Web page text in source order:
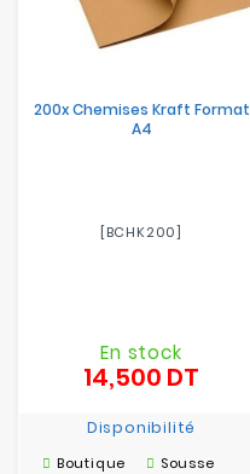
200x Chemises Kraft Format
A4
[BCHK200]
En stock
14,500 DT
Disponibilité
Boutique
Sousse